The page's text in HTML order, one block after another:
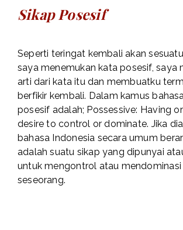
Sikap Posesif
Seperti teringat kembali akan
saya menemukan kata posesif, saya
arti dari kata itu dan membuatku
berfikir kembali. Dalam kamus
posesif adalah; Possessive: Having
desire to control or dominate. Jika
bahasa Indonesia secara umum
adalah suatu sikap yang dipunyai
untuk mengontrol atau
seseorang.